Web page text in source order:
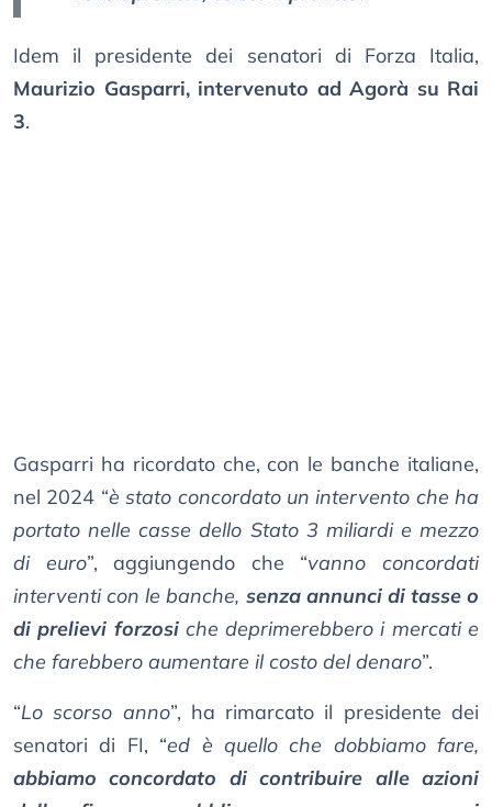
Idem il presidente dei senatori di Forza Italia,
Maurizio Gasparri, intervenuto ad Agorà su Rai
3.
Gasparri ha ricordato che, con le banche italiane,
nel 2024 “è stato concordato un intervento che ha
portato nelle casse dello Stato 3 miliardi e mezzo
di euro”, aggiungendo che “vanno concordati
interventi con le banche, senza annunci di tasse o
di prelievi forzosiche deprimerebbero i mercati e
che farebbero aumentare il costo del denaro”.
“Lo scorso anno”, ha rimarcato il presidente dei
senatori di FI, “ed è quello che dobbiamo fare,
abbiamo concordato di contribuire alle azioni